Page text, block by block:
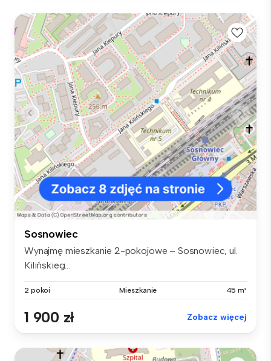
Sosnowiec
Wynajmę mieszkanie 2-pokojowe – Sosnowiec, ul.
Kilińskieg...
2 pokoi Mieszkanie 45 m²
1 900 zł Zobacz więcej